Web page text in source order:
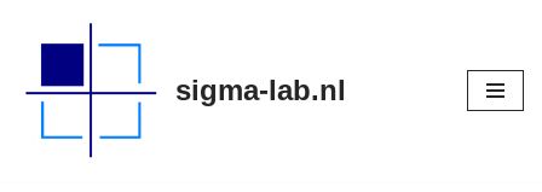
naar
sigma-lab.nl